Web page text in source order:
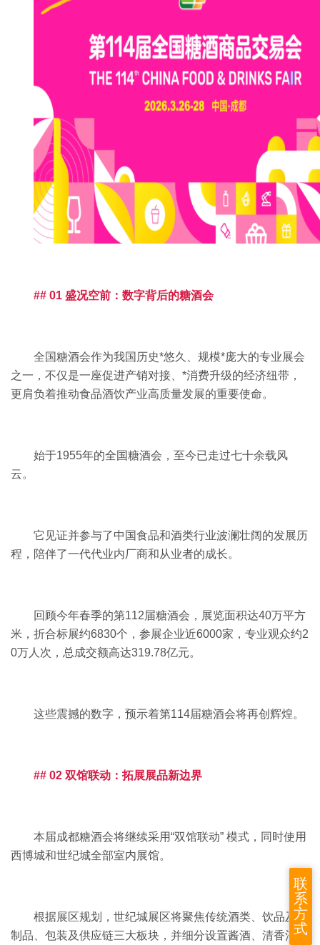
## 01 盛况空前：数字背后的糖酒会
全国糖酒会作为我国历史*悠久、规模*庞大的专业展会
之一，不仅是一座促进产销对接、*消费升级的经济纽带，
更肩负着推动食品酒饮产业高质量发展的重要使命。
始于1955年的全国糖酒会，至今已走过七十余载风
云。
它见证并参与了中国食品和酒类行业波澜壮阔的发展历
程，陪伴了一代代业内厂商和从业者的成长。
回顾今年春季的第112届糖酒会，展览面积达40万平方
米，折合标展约6830个，参展企业近6000家，专业观众约2
0万人次，总成交额高达319.78亿元。
这些震撼的数字，预示着第114届糖酒会将再创辉煌。
## 02 双馆联动：拓展展品新边界
本届成都糖酒会将继续采用“双馆联动” 模式，同时使用
西博城和世纪城全部室内展馆。
根据展区规划，世纪城展区将聚焦传统酒类、饮品及乳
制品、包装及供应链三大板块，并细分设置酱酒、清香酒、
联
系
方
式